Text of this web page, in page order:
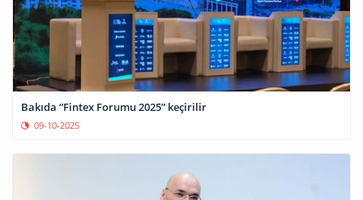
Bakıda “Fintex Forumu 2025” keçirilir
09-10-2025